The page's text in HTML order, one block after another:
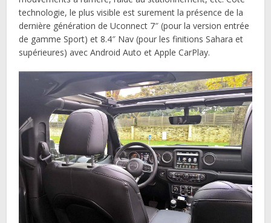
technologie, le plus visible est surement la présence de la
dernière génération de Uconnect 7″ (pour la version entrée
de gamme Sport) et 8.4″ Nav (pour les finitions Sahara et
supérieures) avec Android Auto et Apple CarPlay.